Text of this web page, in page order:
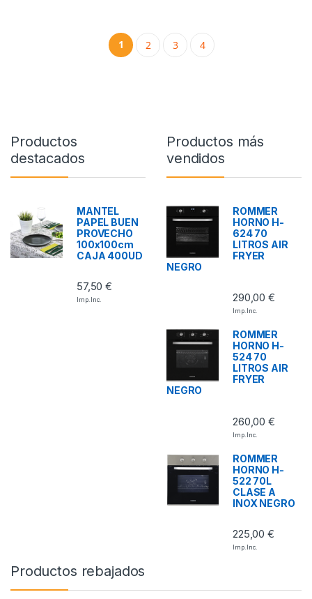
1 2 3 4
Productos
destacados
MANTEL
PAPEL BUEN
PROVECHO
100x100cm
CAJA 400UD
57,50€
Imp. Inc.
Productos más
vendidos
ROMMER
HORNO H-
624 70
LITROS AIR
FRYER
NEGRO
290,00€
Imp. Inc.
ROMMER
HORNO H-
524 70
LITROS AIR
FRYER
NEGRO
260,00€
Imp. Inc.
ROMMER
HORNO H-
522 70L
CLASE A
INOX NEGRO
225,00€
Imp. Inc.
Productos rebajados